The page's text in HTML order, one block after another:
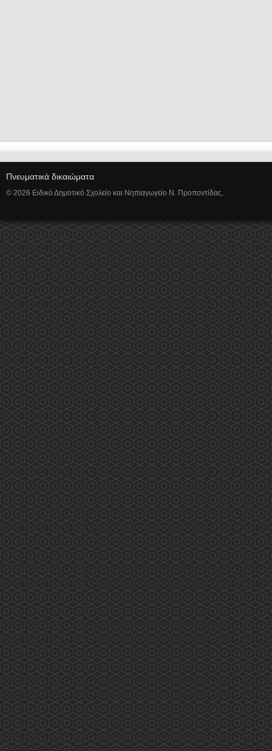
Πνευματικά δικαιώματα
© 2026 Ειδικό Δημοτικό Σχολείο και Νηπιαγωγείο Ν. Προποντίδας.